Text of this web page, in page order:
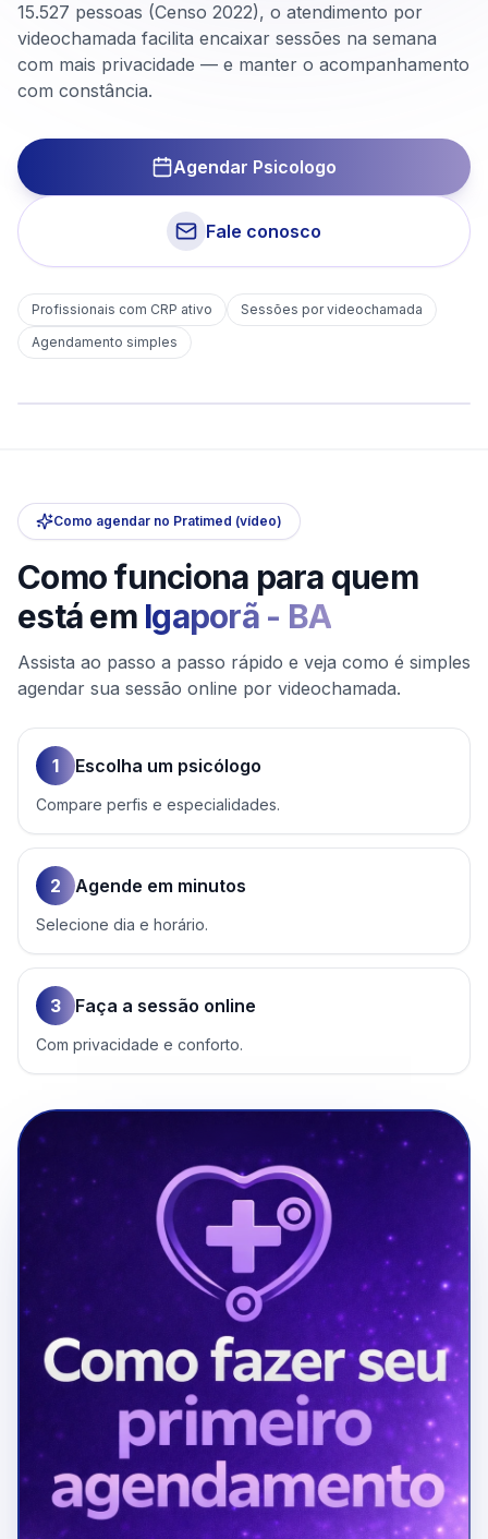
15.527 pessoas (Censo 2022), o atendimento por
videochamada facilita encaixar sessões na semana
com mais privacidade — e manter o acompanhamento
com constância.
Agendar Psicologo
Fale conosco
Profissionais com CRP ativo
Sessões por videochamada
Agendamento simples
Como agendar no Pratimed (vídeo)
Como funciona para quem
está em Igaporã- BA
Assista ao passo a passo rápido e veja como é simples
agendar sua sessão online por videochamada.
1 Escolha um psicólogo
Compare perfis e especialidades.
2 Agende em minutos
Selecione dia e horário.
3 Faça a sessão online
Com privacidade e conforto.